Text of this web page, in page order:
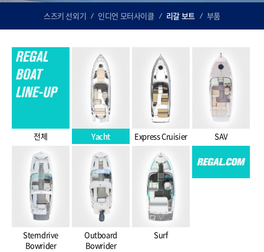
스즈키 선외기 인디언 모터사이클 리갈 보트 부품
전체 Yacht Express Cruisier SAV
Sterndrive
Bowrider
Outboard
Bowrider
Surf